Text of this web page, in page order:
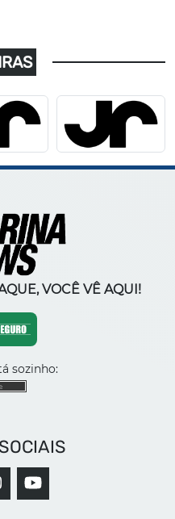
VOCÊ VÊ AQUI!
sozinho: